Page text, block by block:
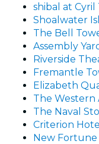
shibal at
Shoalwater
The Bell
Assembly
Riverside
Fremantle
Elizabeth
The Western
The Naval
Criterion
New